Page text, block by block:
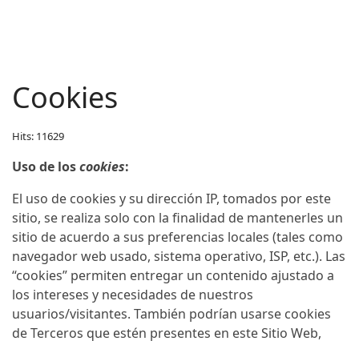
Cookies
Hits: 11629
Uso de loscookies:
El uso de cookies y su dirección IP, tomados por este
sitio, se realiza solo con la finalidad de mantenerles un
sitio de acuerdo a sus preferencias locales (tales como
navegador web usado, sistema operativo, ISP, etc.). Las
“cookies” permiten entregar un contenido ajustado a
los intereses y necesidades de nuestros
usuarios/visitantes. También podrían usarse cookies
de Terceros que estén presentes en este Sitio Web,